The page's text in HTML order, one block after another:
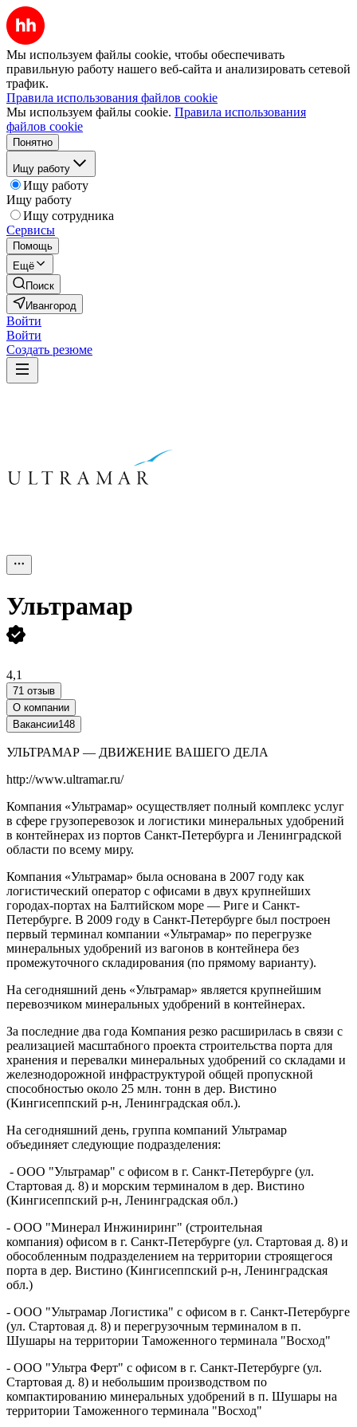
Мы используем файлы cookie, чтобы обеспечивать
правильную работу нашего веб-сайта и анализировать сетевой
трафик.
Правила использования файлов cookie
Мы используем файлы cookie. Правила использования
файлов cookie
Понятно
Ищу работу
Ищу работу
Ищу работу
Ищу сотрудника
Сервисы
Помощь
Ещё
Поиск
Ивангород
Войти
Войти
Создать резюме
Ультрамар
4,1
71 отзыв
О компании
Вакансии148
УЛЬТРАМАР — ДВИЖЕНИЕ ВАШЕГО ДЕЛА
http://www.ultramar.ru/
Компания «Ультрамар» осуществляет полный комплекс услуг
в сфере грузоперевозок и логистики минеральных удобрений
в контейнерах из портов Санкт-Петербурга и Ленинградской
области по всему миру.
Компания «Ультрамар» была основана в 2007 году как
логистический оператор с офисами в двух крупнейших
городах-портах на Балтийском море — Риге и Санкт-
Петербурге. В 2009 году в Санкт-Петербурге был построен
первый терминал компании «Ультрамар» по перегрузке
минеральных удобрений из вагонов в контейнера без
промежуточного складирования (по прямому варианту).
На сегодняшний день «Ультрамар» является крупнейшим
перевозчиком минеральных удобрений в контейнерах.
За последние два года Компания резко расширилась в связи с
реализацией масштабного проекта строительства порта для
хранения и перевалки минеральных удобрений со складами и
железнодорожной инфраструктурой общей пропускной
способностью около 25 млн. тонн в дер. Вистино
(Кингисеппский р-н, Ленинградская обл.).
На сегодняшний день, группа компаний Ультрамар
объединяет следующие подразделения:
- ООО "Ультрамар" с офисом в г. Санкт-Петербурге (ул.
Стартовая д. 8) и морским терминалом в дер. Вистино
(Кингисеппский р-н, Ленинградская обл.)
- ООО "Минерал Инжиниринг" (строительная
компания) офисом в г. Санкт-Петербурге (ул. Стартовая д. 8) и
обособленным подразделением на территории строящегося
порта в дер. Вистино (Кингисеппский р-н, Ленинградская
обл.)
- ООО "Ультрамар Логистика" с офисом в г. Санкт-Петербурге
(ул. Стартовая д. 8) и перегрузочным терминалом в п.
Шушары на территории Таможенного терминала "Восход"
- ООО "Ультра Ферт" с офисом в г. Санкт-Петербурге (ул.
Стартовая д. 8) и небольшим производством по
компактированию минеральных удобрений в п. Шушары на
территории Таможенного терминала "Восход"